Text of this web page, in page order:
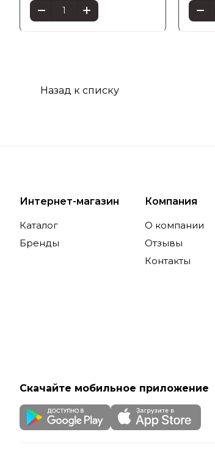
Назад к списку
Интернет-магазин
Каталог
Бренды
Компания
О компании
Отзывы
Контакты
Скачайте мобильное приложение